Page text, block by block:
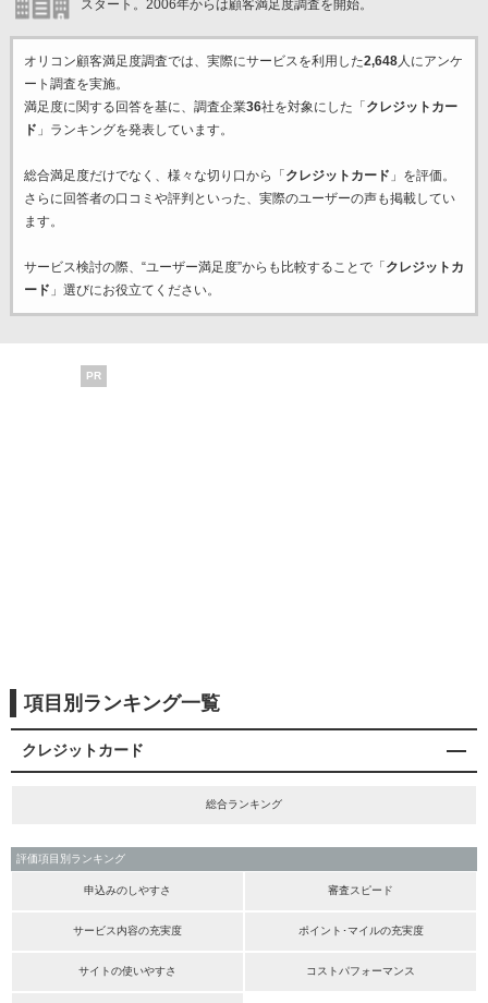
スタート。2006年からは顧客満足度調査を開始。
オリコン顧客満足度調査では、実際にサービスを利用した2,648人にアンケ
ート調査を実施。
満足度に関する回答を基に、調査企業36社を対象にした「 クレジットカー
ド 」ランキングを発表しています。
総合満足度だけでなく、様々な切り口から「 クレジットカード 」を評価。
さらに回答者の口コミや評判といった、実際のユーザーの声も掲載してい
ます。
サービス検討の際、“ユーザー満足度”からも比較することで「 クレジットカ
ード 」選びにお役立てください。
PR
項目別ランキング一覧
クレジットカード
総合ランキング
評価項目別ランキング
申込みのしやすさ 審査スピード
サービス内容の充実度 ポイント･マイルの充実度
サイトの使いやすさ コストパフォーマンス